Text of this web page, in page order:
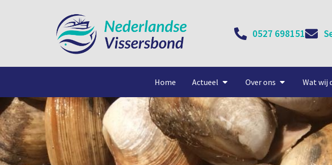
0527 698151
Home Actueel Over ons Wat wij